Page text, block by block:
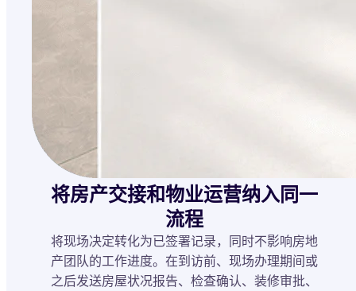
将房产交接和物业运营纳入同一
流程
将现场决定转化为已签署记录，同时不影响房地
产团队的工作进度。在到访前、现场办理期间或
之后发送房屋状况报告、检查确认、装修审批、